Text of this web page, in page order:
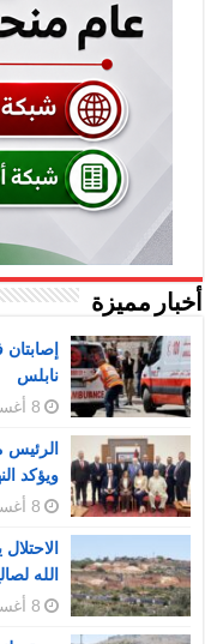
أخبار مميزة
نابلس
8 أغسطس، 2026
ويؤكد
8 أغسطس، 2026
الله
8 أغسطس، 2026